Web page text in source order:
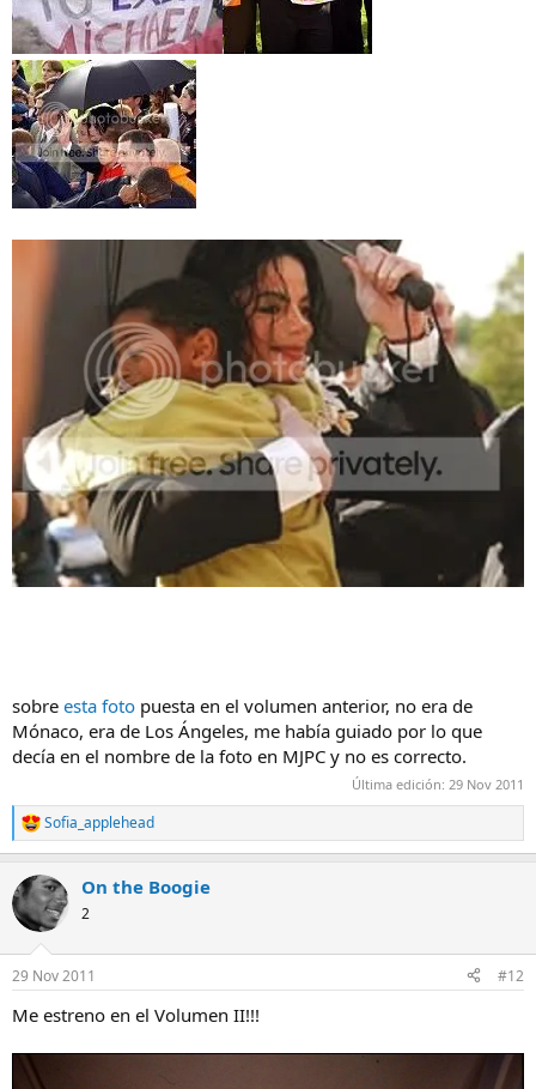
sobre esta foto puesta en el volumen anterior, no era de
Mónaco, era de Los Ángeles, me había guiado por lo que
decía en el nombre de la foto en MJPC y no es correcto.
Última edición: 29 Nov 2011
R
e
c
c
i
e
:
Sofia_applehead
On the Boogie
2
29 Nov 2011 #12
Me estreno en el Volumen II!!!